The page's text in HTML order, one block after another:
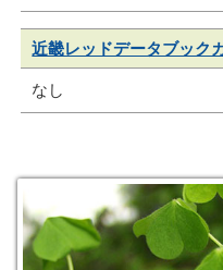
近畿レッドデータブック
なし